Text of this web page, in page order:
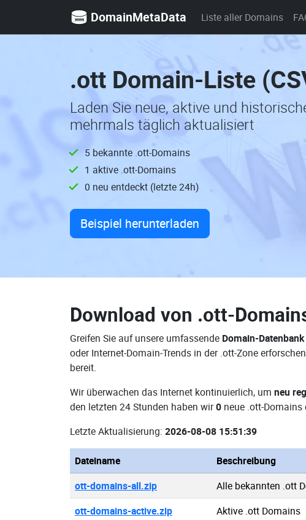
DomainMetaData Liste aller Domains
.ott Domain-Liste
Laden Sie neue, aktive und
mehrmals täglich aktualisiert
5 bekannte .ott-Domains
1 aktive .ott-Domains
0 neu entdeckt (letzte 24h)
Beispiel herunterladen
Download von .ott-
Greifen Sie auf unsere umfassende Domain-
oder Internet-Domain-Trends in der .ott-Zone
bereit.
Wir überwachen das Internet kontinuierlich, um neu
den letzten 24 Stunden haben wir0 neue .ott-Domains
Letzte Aktualisierung: 2026-08-08 15:51:39
Dateiname Beschreibung
ott-domains-all.zip Alle bekannten .ott
ott-domains-active.zip Aktive .ott Domains